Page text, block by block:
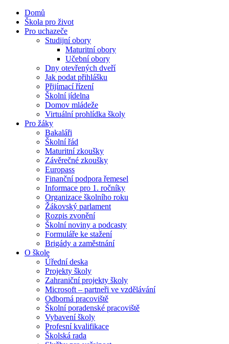
Domů
Škola pro život
Pro uchazeče
Studijní obory
Maturitní obory
Učební obory
Dny otevřených dveří
Jak podat přihlášku
Přijímací řízení
Školní jídelna
Domov mládeže
Virtuální prohlídka školy
Pro žáky
Bakaláři
Školní řád
Maturitní zkoušky
Závěrečné zkoušky
Europass
Finanční podpora řemesel
Informace pro 1. ročníky
Organizace školního roku
Žákovský parlament
Rozpis zvonění
Školní noviny a podcasty
Formuláře ke stažení
Brigády a zaměstnání
O škole
Úřední deska
Projekty školy
Zahraniční projekty školy
Microsoft – partneři ve vzdělávání
Odborná pracoviště
Školní poradenské pracoviště
Vybavení školy
Profesní kvalifikace
Školská rada